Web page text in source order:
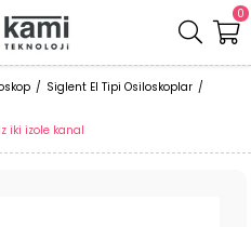
0
Siglent El Tipi Osiloskoplar
iki izole kanal